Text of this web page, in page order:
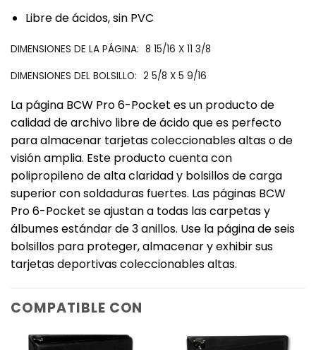
‎Libre de ácidos, sin PVC‎
‎DIMENSIONES DE LA PÁGINA:‎ 8 15/16 X 11 3/8
‎DIMENSIONES DEL BOLSILLO:‎ 2 5/8 X 5 9/16
‎La página BCW Pro 6-Pocket es un producto de
calidad de archivo libre de ácido que es perfecto
para almacenar tarjetas coleccionables altas o de
visión amplia. Este producto cuenta con
polipropileno de alta claridad y bolsillos de carga
superior con soldaduras fuertes. Las páginas BCW
Pro 6-Pocket se ajustan a todas ‎ ‎las carpetas y
álbumes estándar de 3 anillos‎‎. Use la página de seis
bolsillos para proteger, almacenar y exhibir sus
tarjetas deportivas coleccionables altas.‎
COMPATIBLE CON